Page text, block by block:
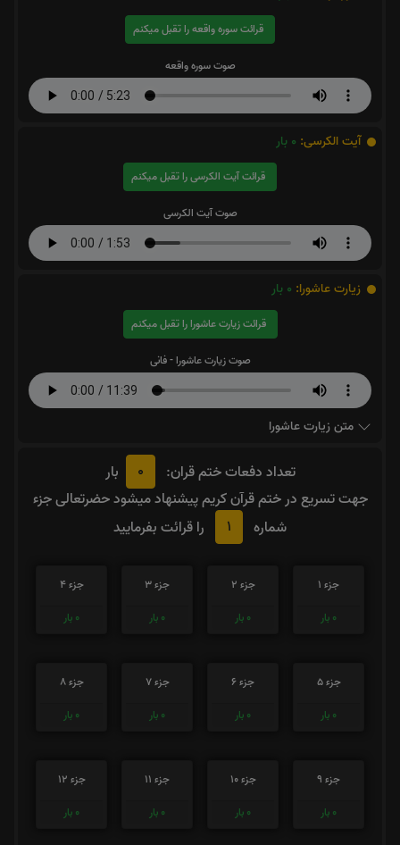
قرائت سوره واقعه را تقبل میکنم
صوت سوره واقعه
آیت الکرسی: 0 بار
قرائت آیت الکرسی را تقبل میکنم
صوت آیت الکرسی
زیارت عاشورا: 0 بار
قرائت زیارت عاشورا را تقبل میکنم
صوت زیارت عاشورا - فانی
متن زیارت عاشورا
تعداد دفعات ختم قران: 0
بار
جهت تسریع در ختم قرآن کریم پیشنهاد میشود حضرتعالی جزء
شماره
1 را قرائت بفرمایید
جزء 1
0 بار
جزء 2
0 بار
جزء 3
0 بار
جزء 4
0 بار
جزء 5
0 بار
جزء 6
0 بار
جزء 7
0 بار
جزء 8
0 بار
جزء 9
0 بار
جزء 10
0 بار
جزء 11
0 بار
جزء 12
0 بار